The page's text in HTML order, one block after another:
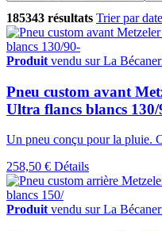
185343 résultats Trier par date
Produit vendu sur La
Pneu custom avant
Ultra flancs blancs 130/
Un pneu conçu pour la pluie.
258,50 € Détails
Produitvendu sur La